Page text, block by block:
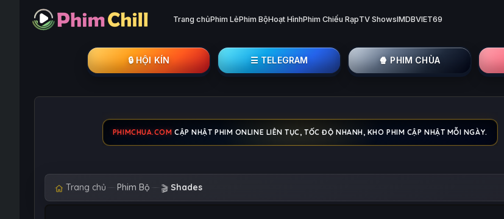
Trang chủPhim LẻPhim BộHoạt HìnhPhim Chiếu RạpTV ShowsIMDBVIET69
🔒︎ HỘI KÍN ☰ TELEGRAM 🍿 PHIM CHÙA
PHIMCHUA.COM CẬP NHẬT PHIM ONLINE LIÊN TỤC, TỐC ĐỘ NHANH, KHO PHIM CẬP NHẬT MỖI NGÀY.
Trang chủ Phim Bộ 🎬 Shades